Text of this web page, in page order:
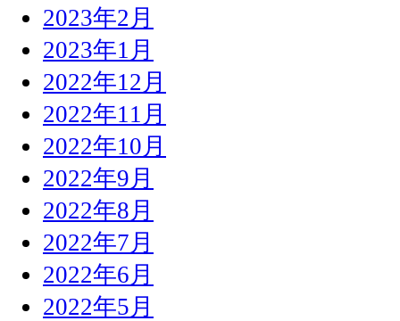
2023年2月
2023年1月
2022年12月
2022年11月
2022年10月
2022年9月
2022年8月
2022年7月
2022年6月
2022年5月